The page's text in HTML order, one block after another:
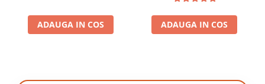
ADAUGA IN COS ADAUGA IN COS